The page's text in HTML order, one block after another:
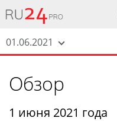
01.06.2021
Обзор
1 июня 2021 года